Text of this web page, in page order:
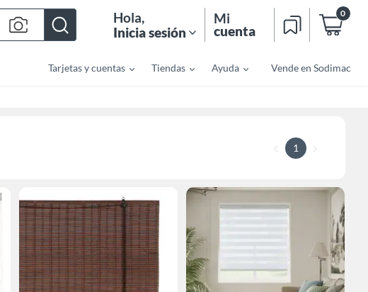
Hola,
Inicia sesión
Mi
cuenta
0
Tarjetas y cuentas Tiendas Ayuda Vende en Sodimac
1